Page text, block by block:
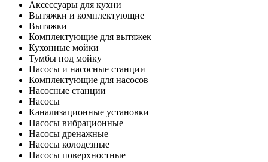
Аксессуары для кухни
Вытяжки и комплектующие
Вытяжки
Комплектующие для вытяжек
Кухонные мойки
Тумбы под мойку
Насосы и насосные станции
Комплектующие для насосов
Насосные станции
Насосы
Канализационные установки
Насосы вибрационные
Насосы дренажные
Насосы колодезные
Насосы поверхностные